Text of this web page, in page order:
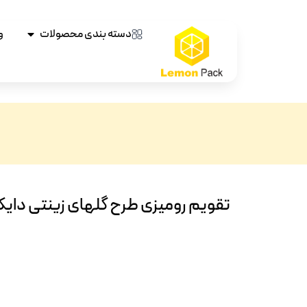
دسته بندی محصولات
تقویم رومیزی طرح گلهای زینتی